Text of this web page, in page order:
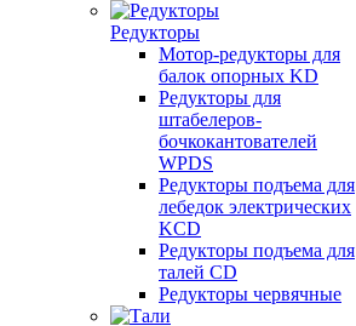
Редукторы
Мотор-редукторы для
балок опорных KD
Редукторы для
штабелеров-
бочкокантователей
WPDS
Редукторы подъема для
лебедок электрических
KCD
Редукторы подъема для
талей CD
Редукторы червячные